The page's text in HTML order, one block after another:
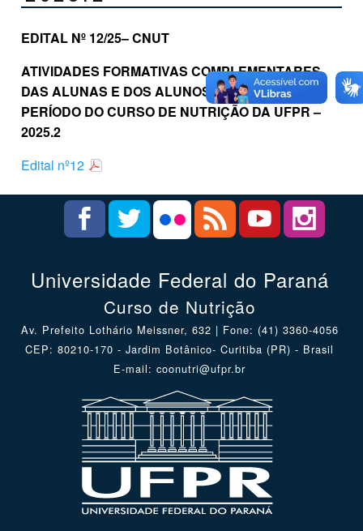
EDITAL Nº 12/25– CNUT
ATIVIDADES FORMATIVAS COMPLEMENTARES
DAS ALUNAS E DOS ALUNOS DO OITAVO
PERÍODO DO CURSO DE NUTRIÇÃO DA UFPR –
2025.2
Edital nº12
Universidade Federal do Paraná
Curso de Nutrição
Av. Prefeito Lothário Meissner, 632 | Fone: (41) 3360-4056
CEP: 80210-170 - Jardim Botânico- Curitiba (PR) - Brasil
E-mail: coonutri@ufpr.br